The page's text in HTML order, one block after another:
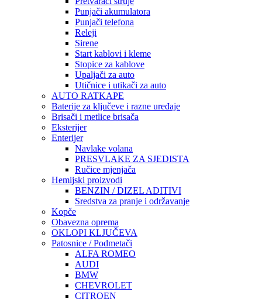
Punjači akumulatora
Punjači telefona
Releji
Sirene
Start kablovi i kleme
Stopice za kablove
Upaljači za auto
Utičnice i utikači za auto
AUTO RATKAPE
Baterije za ključeve i razne uređaje
Brisači i metlice brisača
Eksterijer
Enterijer
Navlake volana
PRESVLAKE ZA SJEDISTA
Ručice mjenjača
Hemijski proizvodi
BENZIN / DIZEL ADITIVI
Sredstva za pranje i održavanje
Kopče
Obavezna oprema
OKLOPI KLJUČEVA
Patosnice / Podmetači
ALFA ROMEO
AUDI
BMW
CHEVROLET
CITROEN